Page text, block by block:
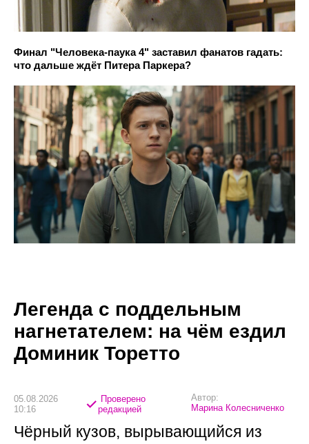
Финал "Человека-паука 4" заставил фанатов гадать:
что дальше ждёт Питера Паркера?
Легенда с поддельным
нагнетателем: на чём ездил
Доминик Торетто
05.08.2026
10:16
Проверено
редакцией
Автор:
Марина Колесниченко
Чёрный кузов, вырывающийся из